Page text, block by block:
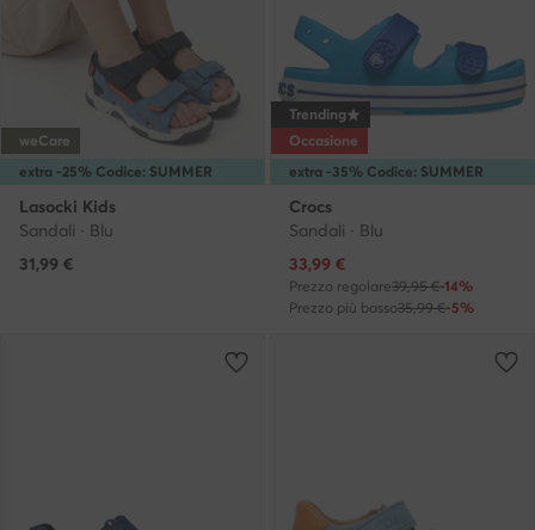
extra -25% Codice: SUMMER
weCare
Lasocki Kids
Sandali · Blu
31,99 €
extra -35% Codice: SUMMER
Trending
Occasione
Crocs
Sandali · Blu
Prezzo attuale
33,99 €
Prezzo regolare39,95 €-14%
Prezzo più basso35,99 €-5%